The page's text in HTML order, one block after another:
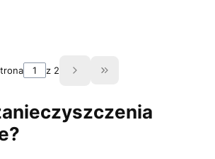
z 2 Przejdź do ostatniej